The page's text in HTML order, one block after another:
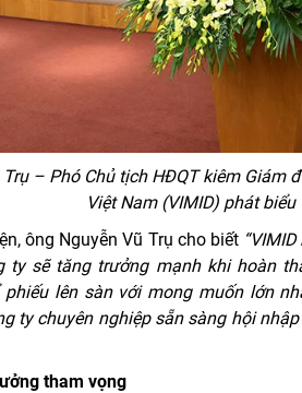
Trụ – Phó Chủ tịch HĐQT kiêm Giám
Việt Nam (VIMID) phát
ông Nguyễn Vũ Trụ cho biết
ty sẽ tăng trưởng mạnh khi hoàn
phiếu lên sàn với mong muốn lớn
ty chuyên nghiệp sẵn sàng hội
tham vọng